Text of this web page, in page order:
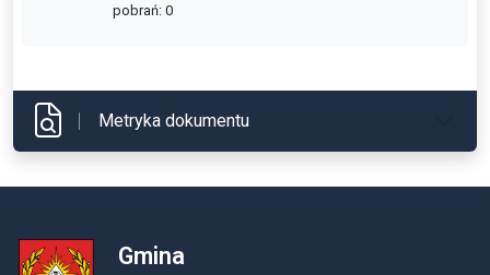
pobrań: 0
Metryka dokumentu
Gmina